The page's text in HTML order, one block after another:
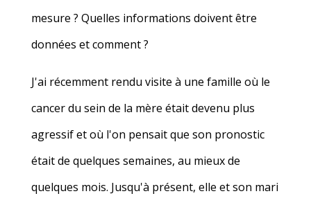
mesure ? Quelles informations doivent être
données et comment ?
J'ai récemment rendu visite à une famille où le
cancer du sein de la mère était devenu plus
agressif et où l'on pensait que son pronostic
était de quelques semaines, au mieux de
quelques mois. Jusqu'à présent, elle et son mari